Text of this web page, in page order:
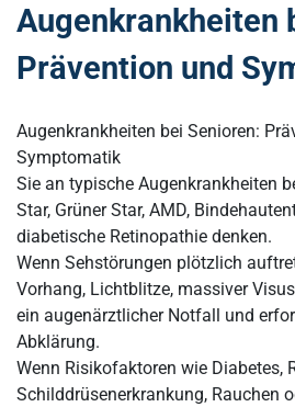
Augenkrankheiten
Prävention und
Augenkrankheiten bei Senioren:
Symptomatik
Sie an typische Augenkrankheiten
Star, Grüner Star, AMD,
diabetische Retinopathie denken.
Wenn Sehstörungen plötzlich
Vorhang, Lichtblitze, massiver
ein augenärztlicher Notfall und
Abklärung.
Wenn Risikofaktoren wie Diabetes,
Schilddrüsenerkrankung, Rauchen